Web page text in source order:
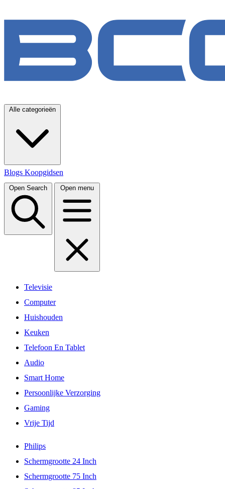
Alle categorieën
Blogs Koopgidsen
Open Search Open menu
Televisie
Computer
Huishouden
Keuken
Telefoon En Tablet
Audio
Smart Home
Persoonlijke Verzorging
Gaming
Vrije Tijd
Philips
Schermgrootte 24 Inch
Schermgrootte 75 Inch